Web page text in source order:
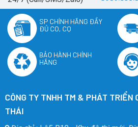
SP CHÍNH HÃNG ĐẦY
ĐỦ CO, CQ
BẢO HÀNH CHÍNH
HÃNG
CÔNG TY TNHH TM & PHÁT TRIỂN
THÁI